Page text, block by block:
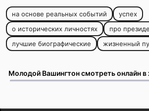
на основе реальных событий
успех
о исторических личностях
про
лучшие биографические
жизненный
Молодой Вашингтон смотреть онлайн